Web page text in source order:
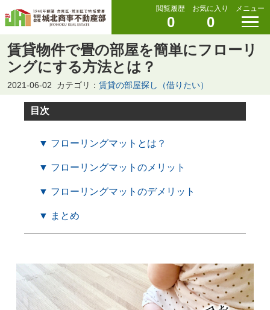
閲覧履歴
0
お気に入り
0
メニュー
賃貸物件で畳の部屋を簡単にフローリ
ングにする方法とは？
2021-06-02 カテゴリ： 賃貸の部屋探し（借りたい）
目次
▼ フローリングマットとは？
▼ フローリングマットのメリット
▼ フローリングマットのデメリット
▼ まとめ